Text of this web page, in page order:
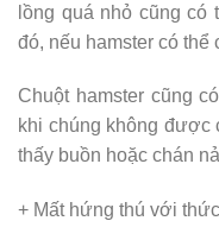
lồng quá nhỏ cũng có
đó, nếu hamster có thể
Chuột hamster cũng
khi chúng không được
thấy buồn hoặc chán
+ Mất hứng thú với